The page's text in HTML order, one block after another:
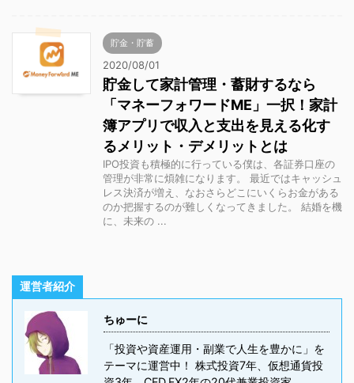
貯金・貯蓄
2020/08/01
貯金して家計管理・蓄財するなら
「マネーフォワードME」一択！家計
簿アプリで収入と支出を見える化す
るメリット・デメリットとは
IPO投資も積極的に行っている僕は、各証券口座の
管理が非常に煩雑になります。 最近ではキャッシュ
レス決済が増え、なおさらどこにいくらお金がある
のか把握するのが難しくなってきました。 結婚を機
に、未来の ...
運営者紹介
ちゅーに
「投資や資産運用・副業で人生を豊かに」を
テーマに運営中！ 株式投資7年、仮想通貨投